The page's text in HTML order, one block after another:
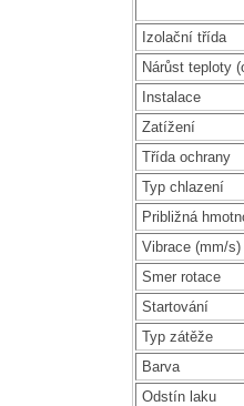
Izolační třída
Nárůst teploty
Instalace
Zatížení
Třída ochrany
Typ chlazení
Približná
Vibrace (mm/s)
Smer rotace
Startování
Typ zátěže
Barva
Odstín laku